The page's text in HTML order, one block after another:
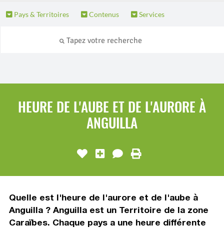
Pays & Territoires Contenus Services
HEURE DE L'AUBE ET DE L'AURORE À
ANGUILLA
Quelle est l'heure de l'aurore et de l'aube à
Anguilla ? Anguilla est un Territoire de la zone
Caraïbes. Chaque pays a une heure différente